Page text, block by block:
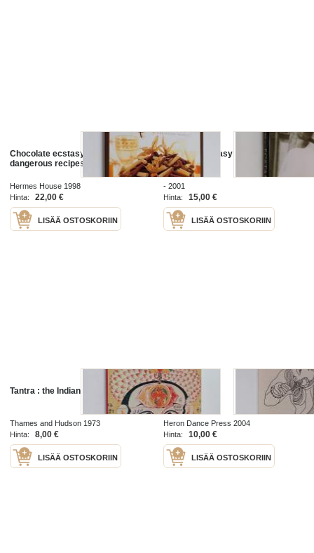
Chocolate ecstasy : 75 of the most
dangerous recipes ever
Hermes House 1998
Hinta:
22,00 €
LISÄÄ OSTOSKORIIN
Faces of Ecstasy
- 2001
Hinta:
15,00 €
LISÄÄ OSTOSKORIIN
Tantra : the Indian cult of ecstasy
Thames and Hudson 1973
Hinta:
8,00 €
LISÄÄ OSTOSKORIIN
This ecstasy
Heron Dance Press 2004
Hinta:
10,00 €
LISÄÄ OSTOSKORIIN